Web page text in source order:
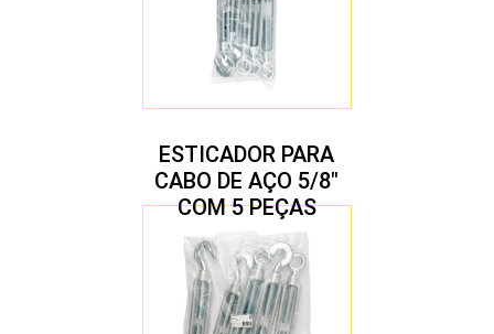
ESTICADOR PARA
CABO DE AÇO 5/8″
COM 5 PEÇAS